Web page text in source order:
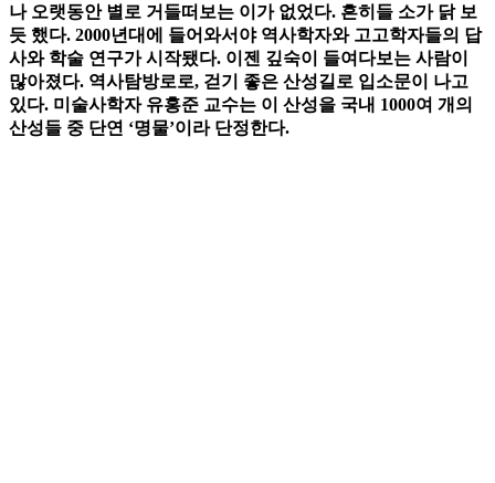
나 오랫동안 별로 거들떠보는 이가 없었다. 흔히들 소가 닭 보
듯 했다. 2000년대에 들어와서야 역사학자와 고고학자들의 답
사와 학술 연구가 시작됐다. 이젠 깊숙이 들여다보는 사람이
많아졌다. 역사탐방로로, 걷기 좋은 산성길로 입소문이 나고
있다. 미술사학자 유홍준 교수는 이 산성을 국내 1000여 개의
산성들 중 단연 ‘명물’이라 단정한다.